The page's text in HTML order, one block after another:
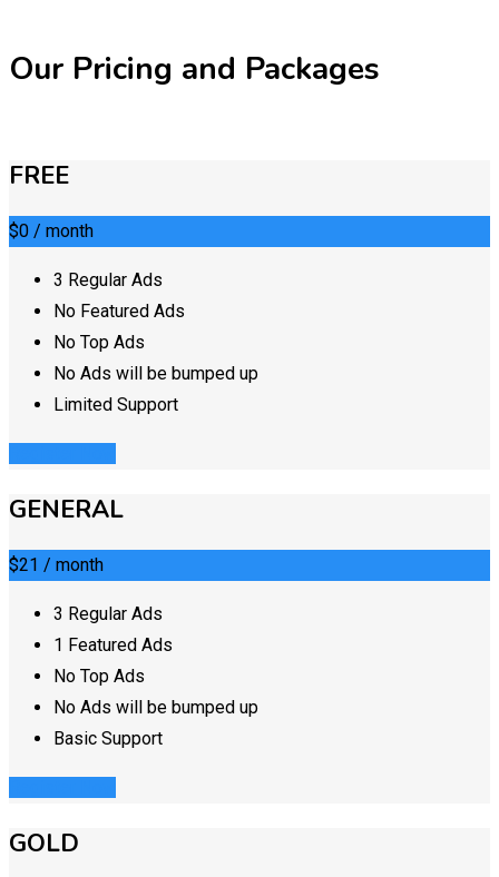
Our Pricing and Packages
FREE
$0 / month
3 Regular Ads
No Featured Ads
No Top Ads
No Ads will be bumped up
Limited Support
GENERAL
$21 / month
3 Regular Ads
1 Featured Ads
No Top Ads
No Ads will be bumped up
Basic Support
GOLD